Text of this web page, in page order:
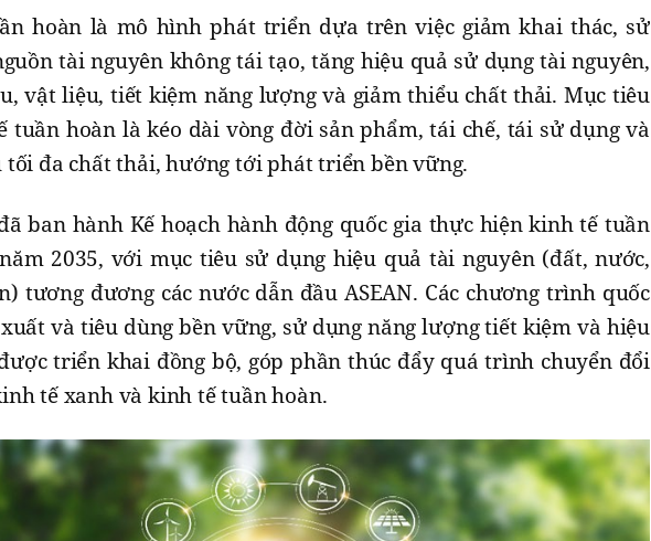
hoàn là mô hình phát triển dựa trên việc giảm khai thác, sử
tài nguyên không tái tạo, tăng hiệu quả sử dụng tài nguyên,
vật liệu, tiết kiệm năng lượng và giảm thiểu chất thải. Mục tiêu
tuần hoàn là kéo dài vòng đời sản phẩm, tái chế, tái sử dụng và
tối đa chất thải, hướng tới phát triển bền vững.
ban hành Kế hoạch hành động quốc gia thực hiện kinh tế tuần
2035, với mục tiêu sử dụng hiệu quả tài nguyên (đất, nước,
tương đương các nước dẫn đầu ASEAN. Các chương trình quốc
và tiêu dùng bền vững, sử dụng năng lượng tiết kiệm và hiệu
triển khai đồng bộ, góp phần thúc đẩy quá trình chuyển đổi
tế xanh và kinh tế tuần hoàn.